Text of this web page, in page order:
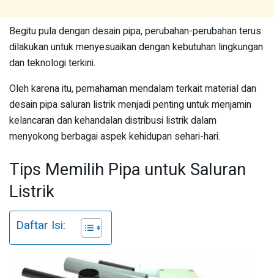
Begitu pula dengan desain pipa, perubahan-perubahan terus
dilakukan untuk menyesuaikan dengan kebutuhan lingkungan
dan teknologi terkini.
Oleh karena itu, pemahaman mendalam terkait material dan
desain pipa saluran listrik menjadi penting untuk menjamin
kelancaran dan kehandalan distribusi listrik dalam
menyokong berbagai aspek kehidupan sehari-hari.
Tips Memilih Pipa untuk Saluran
Listrik
Daftar Isi: